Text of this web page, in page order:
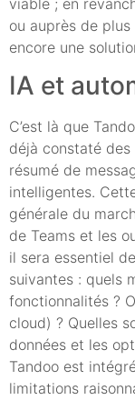
ou auprès de
encore une
IA et
C’est là que
déjà constaté
résumé de
intelligentes.
générale du
de Teams et les
il sera essentiel
suivantes : quels
fonctionnalités ?
cloud) ? Quelles
données et les
Tandoo est
limitations